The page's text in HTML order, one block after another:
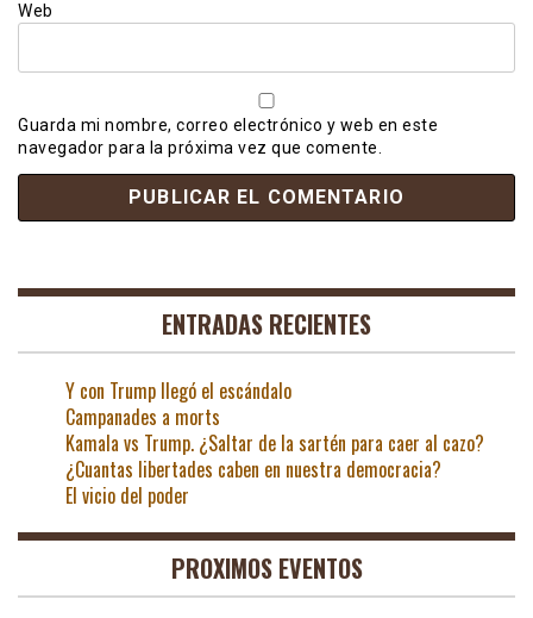
Web
Guarda mi nombre, correo electrónico y web en este
navegador para la próxima vez que comente.
ENTRADAS RECIENTES
Y con Trump llegó el escándalo
Campanades a morts
Kamala vs Trump. ¿Saltar de la sartén para caer al cazo?
¿Cuantas libertades caben en nuestra democracia?
El vicio del poder
PROXIMOS EVENTOS